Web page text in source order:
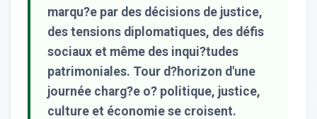
marqu?e par des décisions de justice,
des tensions diplomatiques, des défis
sociaux et même des inqui?tudes
patrimoniales. Tour d?horizon d'une
journée charg?e o? politique, justice,
culture et économie se croisent.